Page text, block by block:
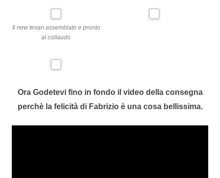
Il new texan assemblato e pronto
al collaudo
Ora Godetevi fino in fondo il video della consegna
perchè la felicità di Fabrizio è una cosa bellissima.